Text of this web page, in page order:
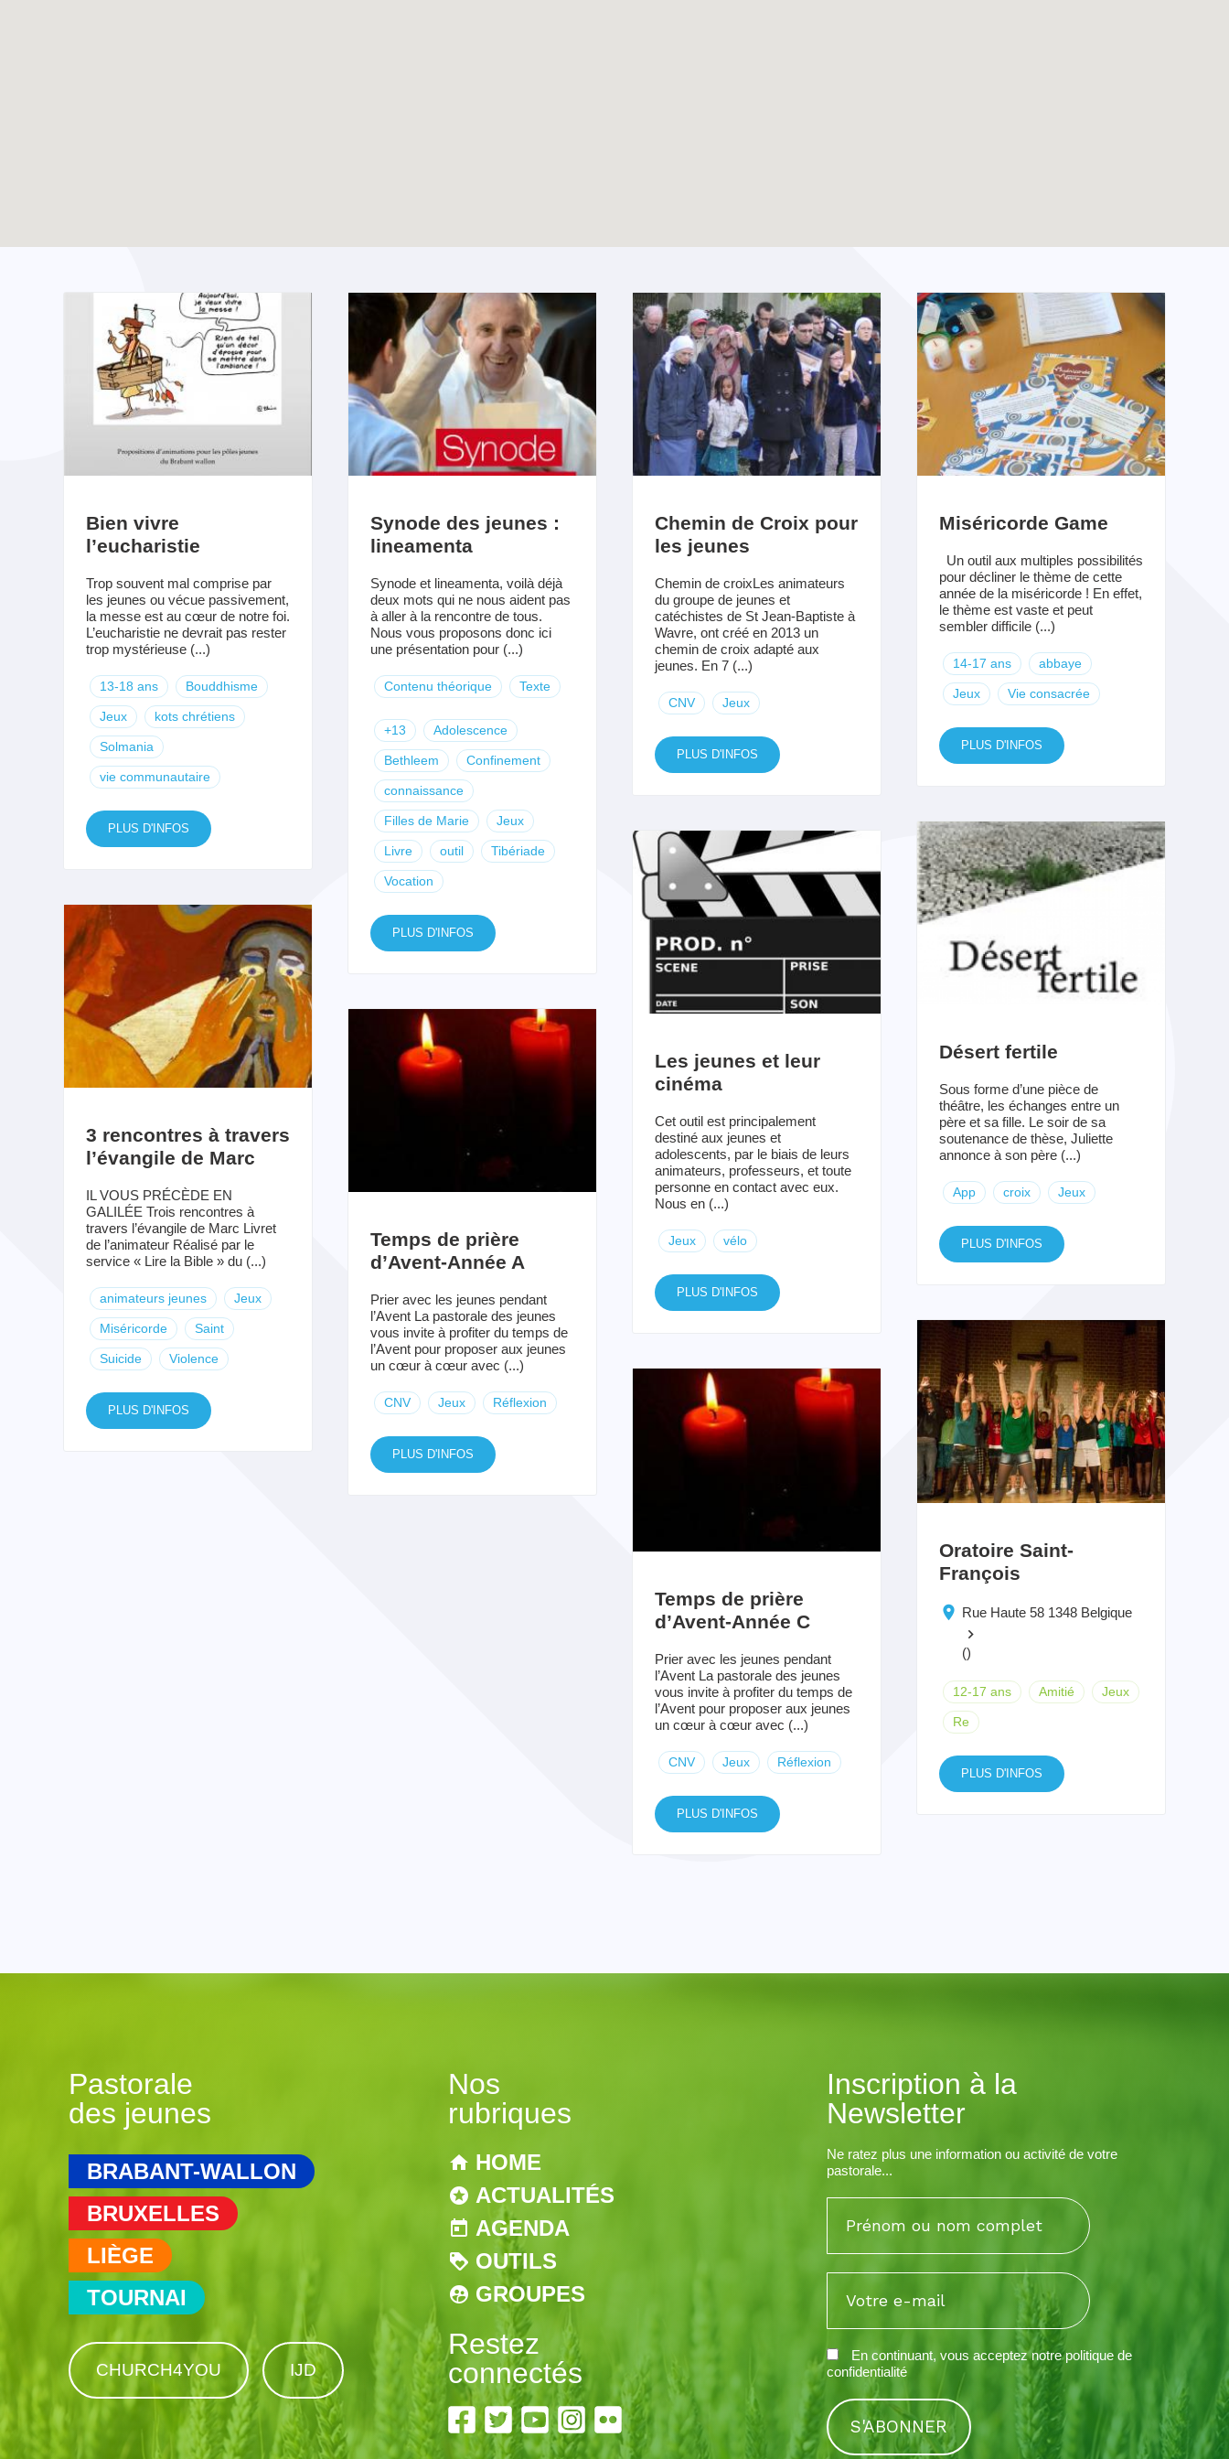
Bien vivre
l’eucharistie
Trop souvent mal comprise par
les jeunes ou vécue passivement,
la messe est au cœur de notre foi.
L’eucharistie ne devrait pas rester
trop mystérieuse (...)
13-18 ans Bouddhisme
Jeux kots chrétiens
Solmania
vie communautaire
PLUS D'INFOS
Synode des jeunes :
lineamenta
Synode et lineamenta, voilà déjà
deux mots qui ne nous aident pas
à aller à la rencontre de tous.
Nous vous proposons donc ici
une présentation pour (...)
Contenu théorique Texte
+13 Adolescence
Bethleem Confinement
connaissance
Filles de Marie Jeux
Livre outil Tibériade
Vocation
PLUS D'INFOS
Chemin de Croix pour
les jeunes
Chemin de croixLes animateurs
du groupe de jeunes et
catéchistes de St Jean-Baptiste à
Wavre, ont créé en 2013 un
chemin de croix adapté aux
jeunes. En 7 (...)
CNV Jeux
PLUS D'INFOS
Miséricorde Game
Un outil aux multiples possibilités
pour décliner le thème de cette
année de la miséricorde ! En effet,
le thème est vaste et peut
sembler difficile (...)
14-17 ans abbaye
Jeux Vie consacrée
PLUS D'INFOS
Désert fertile
Sous forme d’une pièce de
théâtre, les échanges entre un
père et sa fille. Le soir de sa
soutenance de thèse, Juliette
annonce à son père (...)
App croix Jeux
PLUS D'INFOS
Les jeunes et leur
cinéma
Cet outil est principalement
destiné aux jeunes et
adolescents, par le biais de leurs
animateurs, professeurs, et toute
personne en contact avec eux.
Nous en (...)
Jeux vélo
PLUS D'INFOS
3 rencontres à travers
l’évangile de Marc
IL VOUS PRÉCÈDE EN
GALILÉE Trois rencontres à
travers l’évangile de Marc Livret
de l’animateur Réalisé par le
service « Lire la Bible » du (...)
animateurs jeunes Jeux
Miséricorde Saint
Suicide Violence
PLUS D'INFOS
Temps de prière
d’Avent-Année A
Prier avec les jeunes pendant
l’Avent La pastorale des jeunes
vous invite à profiter du temps de
l’Avent pour proposer aux jeunes
un cœur à cœur avec (...)
CNV Jeux Réflexion
PLUS D'INFOS
Oratoire Saint-
François
Rue Haute 58 1348 Belgique
keyboard_arrow_right
()
12-17 ans Amitié Jeux
Re
PLUS D'INFOS
Temps de prière
d’Avent-Année C
Prier avec les jeunes pendant
l’Avent La pastorale des jeunes
vous invite à profiter du temps de
l’Avent pour proposer aux jeunes
un cœur à cœur avec (...)
CNV Jeux Réflexion
PLUS D'INFOS
Pastorale
des jeunes
BRABANT-WALLON
BRUXELLES
LIÈGE
TOURNAI
CHURCH4YOU IJD
Nos
rubriques
HOME
ACTUALITÉS
AGENDA
OUTILS
GROUPES
Restez
connectés
Inscription à la
Newsletter
Ne ratez plus une information ou activité de votre
pastorale...
En continuant, vous acceptez notrepolitique de
confidentialité